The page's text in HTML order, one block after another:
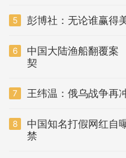
5 彭博社：无论谁赢得
6
中国大陆渔船翻覆
契
7 王纬温：俄乌战争再
8
中国知名打假网红自
禁